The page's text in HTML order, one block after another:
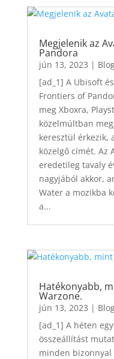
Megjelenik az
Pandora
jún 13, 2023 |
[ad_1] A Ubisoft
Frontiers of
meg Xboxra,
közelmúltban
keresztül érkezik,
közelgő címét. Az
eredetileg tavaly
nagyjából akkor,
Water a mozikba
a...
Hatékonyabb,
Warzone.
jún 13, 2023 |
[ad_1] A héten
összeállítást
minden bizonnyal